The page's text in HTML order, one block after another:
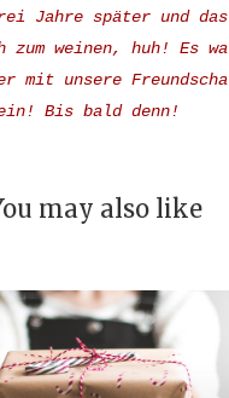
Jahre später und
zum weinen, huh! Es
mit unsere
Bis bald denn!
may also like